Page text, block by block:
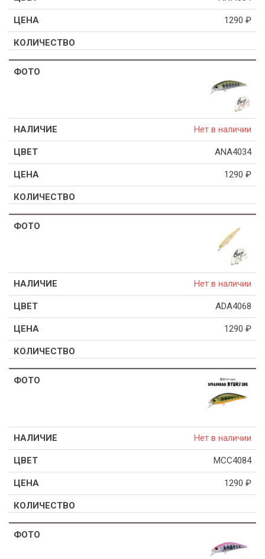
1290 ₽
Нет в наличии
ANA4034
1290 ₽
Нет в наличии
ADA4068
1290 ₽
Нет в наличии
MCC4084
1290 ₽